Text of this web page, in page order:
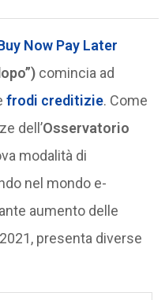
Now Pay Later
comincia ad
frodi creditizie. Come
dell’Osservatorio
modalità di
nel mondo e-
aumento delle
presenta diverse